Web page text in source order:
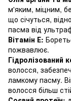
м'яким, міцним,
що січуться,
пасма від
Вітамін Е:
пожвавлює.
Гідролізований
волосся,
ламкому пасму.
волосся більш